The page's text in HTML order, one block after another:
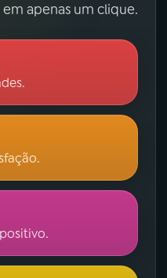
apenas um clique.